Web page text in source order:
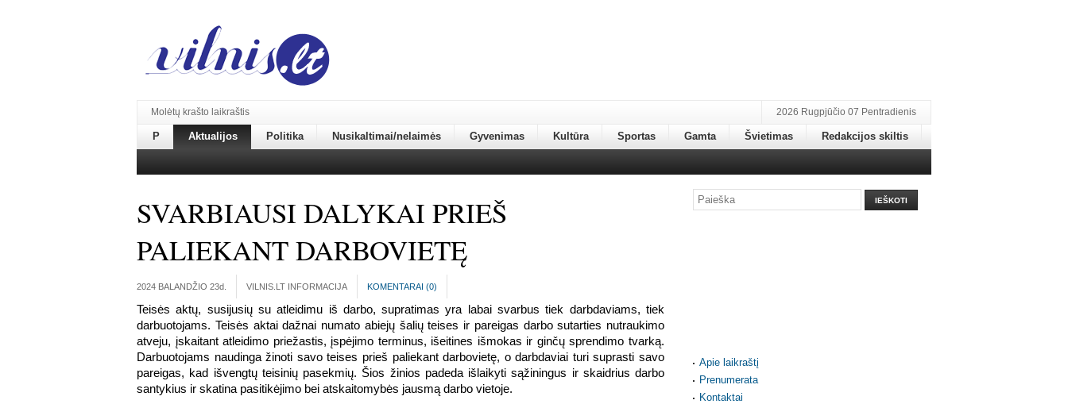
Molėtų krašto laikraštis 2026 Rugpjūčio 07 Pentradienis
P Aktualijos Politika Nusikaltimai/nelaimės Gyvenimas Kultūra Sportas Gamta Švietimas Redakcijos skiltis
SVARBIAUSI DALYKAI PRIEŠ
PALIEKANT DARBOVIETĘ
2024 BALANDŽIO 23d. VILNIS.LT INFORMACIJA KOMENTARAI (0)
Teisės aktų, susijusių su atleidimu iš darbo, supratimas yra labai svarbus tiek darbdaviams, tiek
darbuotojams. Teisės aktai dažnai numato abiejų šalių teises ir pareigas darbo sutarties nutraukimo
atveju, įskaitant atleidimo priežastis, įspėjimo terminus, išeitines išmokas ir ginčų sprendimo tvarką.
Darbuotojams naudinga žinoti savo teises prieš paliekant darbovietę, o darbdaviai turi suprasti savo
pareigas, kad išvengtų teisinių pasekmių. Šios žinios padeda išlaikyti sąžiningus ir skaidrius darbo
santykius ir skatina pasitikėjimo bei atskaitomybės jausmą darbo vietoje.
Apie laikraštį
Prenumerata
Kontaktai